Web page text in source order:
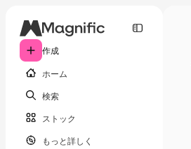
作成
ホーム
検索
ストック
もっと詳しく